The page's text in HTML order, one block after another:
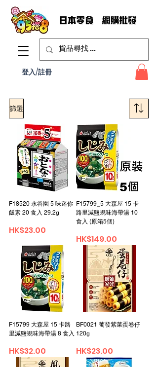
登入/註冊
篩選
F18520 永谷園 5 味迷你
飯素 20 食入 29.2g
價格
HK$23.00
F15799_5 大森屋 15 卡
路里減鹽蜆味海帶湯 10
食入 (原箱5個)
價格
HK$149.00
F15799 大森屋 15 卡路
里減鹽蜆味海帶湯 8 食入
價格
HK$32.00
BF0021 葡發紫菜蛋卷仔
120g
價格
HK$23.00